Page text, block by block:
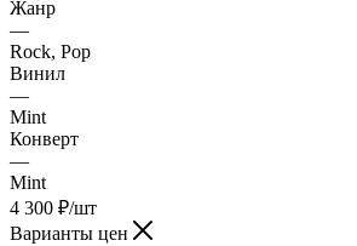
Жанр
—
Rock, Pop
Винил
—
Mint
Конверт
—
Mint
4 300 ₽/шт
Варианты цен